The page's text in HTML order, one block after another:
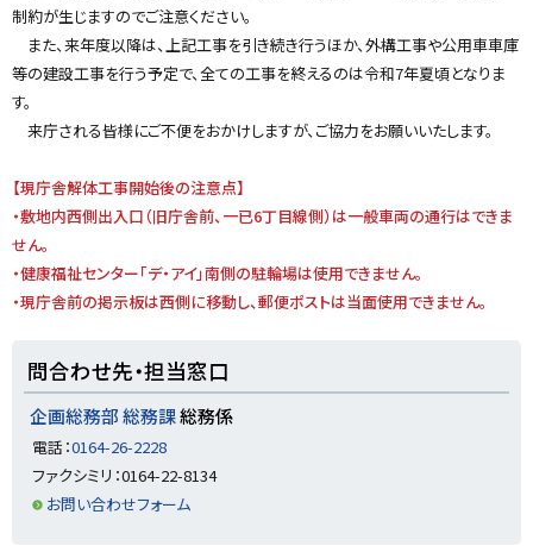
制約が生じますのでご注意ください。
また、来年度以降は、上記工事を引き続き行うほか、外構工事や公用車車庫
等の建設工事を行う予定で、全ての工事を終えるのは令和7年夏頃となりま
す。
来庁される皆様にご不便をおかけしますが、ご協力をお願いいたします。
【現庁舎解体工事開始後の注意点】
・敷地内西側出入口（旧庁舎前、一已6丁目線側）は一般車両の通行はできま
せん。
・健康福祉センター「デ・アイ」南側の駐輪場は使用できません。
・現庁舎前の掲示板は西側に移動し、郵便ポストは当面使用できません。
問合わせ先・担当窓口
企画総務部 総務課総務係
電話：0164-26-2228
ファクシミリ：0164-22-8134
お問い合わせフォーム